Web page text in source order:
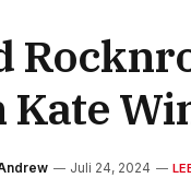
Kate
Juli 24, 2024